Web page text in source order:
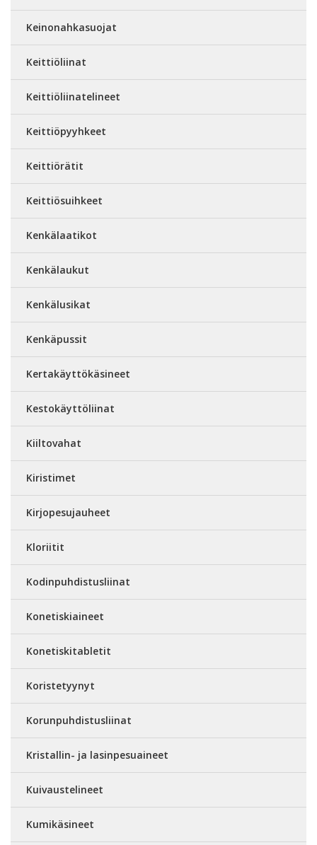
Keinonahkasuojat
Keittiöliinat
Keittiöliinatelineet
Keittiöpyyhkeet
Keittiörätit
Keittiösuihkeet
Kenkälaatikot
Kenkälaukut
Kenkälusikat
Kenkäpussit
Kertakäyttökäsineet
Kestokäyttöliinat
Kiiltovahat
Kiristimet
Kirjopesujauheet
Kloriitit
Kodinpuhdistusliinat
Konetiskiaineet
Konetiskitabletit
Koristetyynyt
Korunpuhdistusliinat
Kristallin- ja lasinpesuaineet
Kuivaustelineet
Kumikäsineet